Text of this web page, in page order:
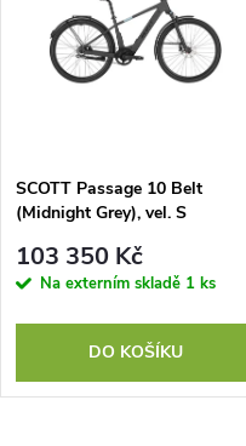
SCOTT Passage 10 Belt
(Midnight Grey), vel. S
103 350 Kč
Na externím skladě 1 ks
DO KOŠÍKU